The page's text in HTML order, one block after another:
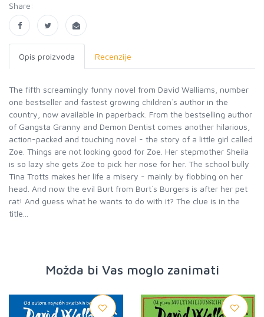
Share:
Opis proizvoda Recenzije
The fifth screamingly funny novel from David Walliams, number
one bestseller and fastest growing children`s author in the
country, now available in paperback. From the bestselling author
of Gangsta Granny and Demon Dentist comes another hilarious,
action-packed and touching novel - the story of a little girl called
Zoe. Things are not looking good for Zoe. Her stepmother Sheila
is so lazy she gets Zoe to pick her nose for her. The school bully
Tina Trotts makes her life a misery - mainly by flobbing on her
head. And now the evil Burt from Burt`s Burgers is after her pet
rat! And guess what he wants to do with it? The clue is in the
title...
Možda bi Vas moglo zanimati